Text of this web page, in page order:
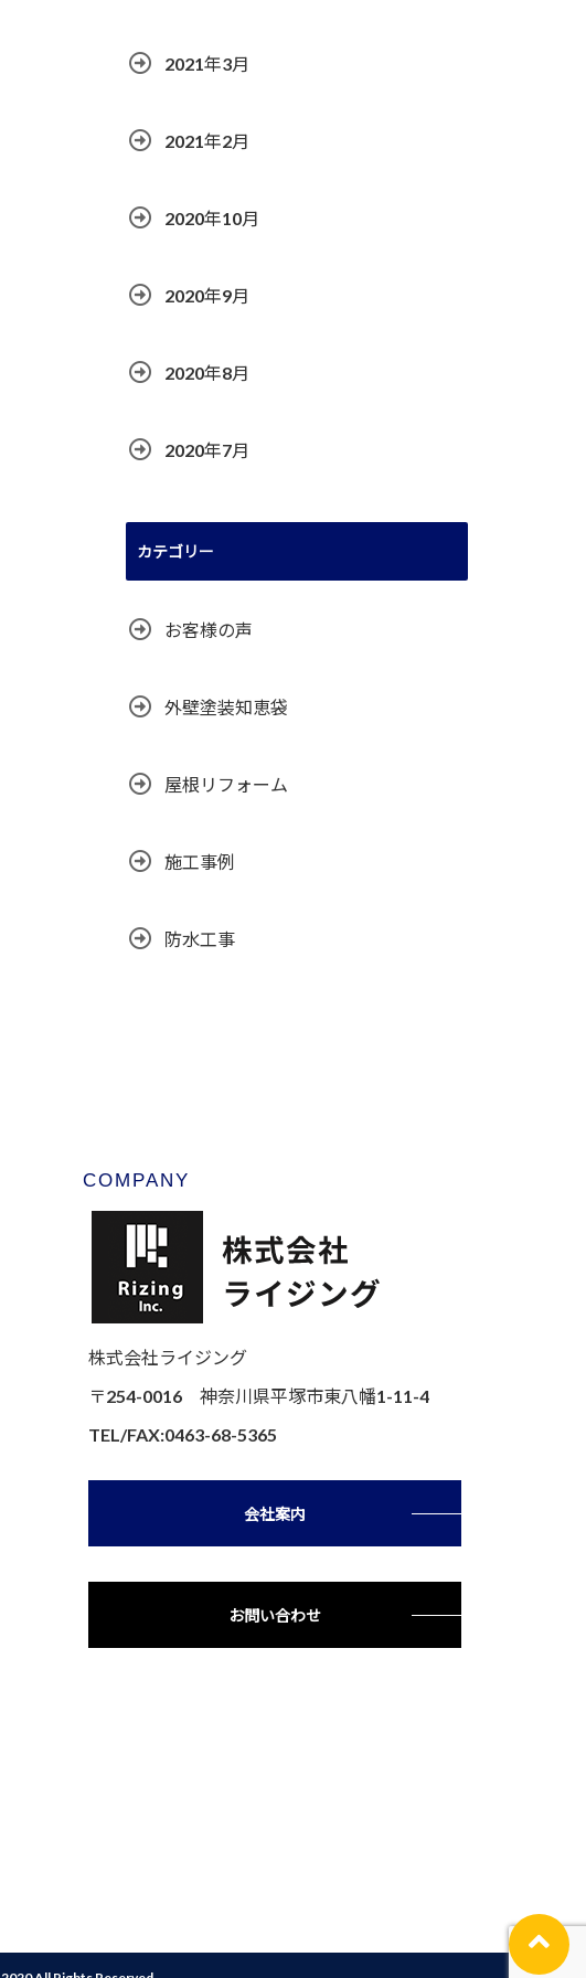
2021年3月
2021年2月
2020年10月
2020年9月
2020年8月
2020年7月
カテゴリー
お客様の声
外壁塗装知恵袋
屋根リフォーム
施工事例
防水工事
COMPANY
株式会社ライジング
〒254-0016 神奈川県平塚市東八幡1-11-4
TEL/FAX:0463-68-5365
会社案内
お問い合わせ